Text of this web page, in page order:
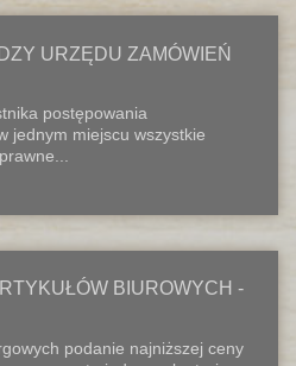
URZĘDU ZAMÓWIEŃ
postępowania
jednym miejscu wszystkie
BIUROWYCH -
podanie najniższej ceny